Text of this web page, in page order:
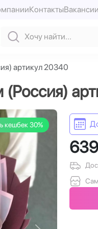
КонтактыВакансии
артикул 20340
(Россия)
кешбек 30%